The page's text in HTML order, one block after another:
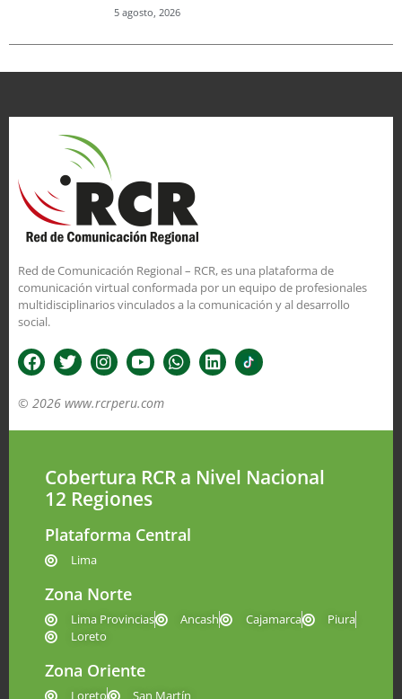
5 agosto, 2026
Red de Comunicación Regional – RCR, es una plataforma de
comunicación virtual conformada por un equipo de profesionales
multidisciplinarios vinculados a la comunicación y al desarrollo
social.
© 2026 www.rcrperu.com
Cobertura RCR a Nivel Nacional
12 Regiones
Plataforma Central
Lima
Zona Norte
Lima Provincias Ancash Cajamarca
Piura
Loreto
Zona Oriente
Loreto San Martín